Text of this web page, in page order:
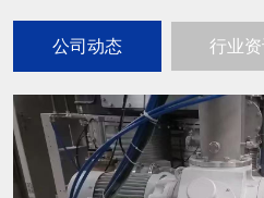
公司动态 行业